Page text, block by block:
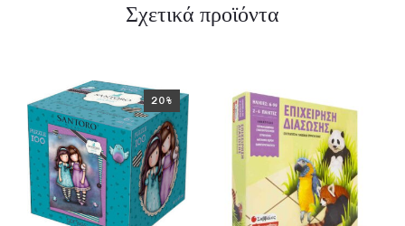
Σχετικά προϊόντα
20%